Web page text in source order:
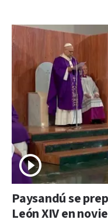
Paysandú se
León XIV en